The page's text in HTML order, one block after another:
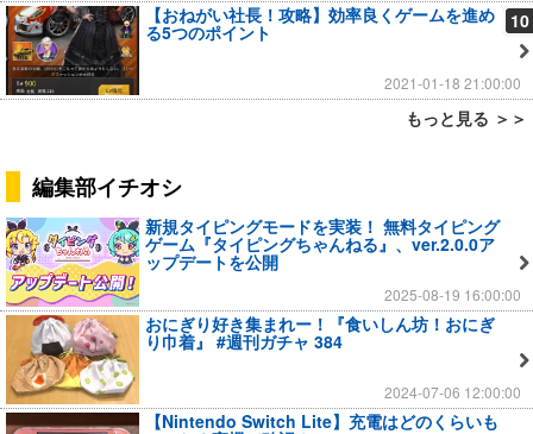
10
【おねがい社長！攻略】効率良くゲームを進め
る5つのポイント
2021-01-18 21:00:00
もっと見る ＞＞
編集部イチオシ
新規タイピングモードを実装！ 無料タイピング
ゲーム『タイピングちゃんねる』、ver.2.0.0ア
ップデートを公開
2025-08-19 16:00:00
おにぎり好き集まれー！『食いしん坊！おにぎ
り巾着』 #週刊ガチャ 384
2024-07-06 12:00:00
【Nintendo Switch Lite】充電はどのくらいも